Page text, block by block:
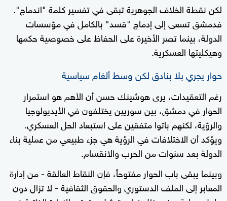
لكن نقطة الخلاف الجوهرية تبقى في تفسير كلمة "اندماج".
فدمشق تسعى إلى إدماج "قسد" بالكامل في مؤسسات
الدولة، بينما تصر الأخيرة على الحفاظ على خصوصية حكمها
وهيكليتها العسكرية.
حوار يجري بلا بنادق لكن وسط ألغام سياسية
رغم التعقيدات، يرى هوشينك حسن أن الأهم هو استمرار
الحوار في دمشق، بين سوريين يختلفون في الأيديولوجيا
والرؤية، لكنهم باتوا متفقين على استبعاد الحل العسكري.
ويؤكد أن الاختلافات في الرؤية هي جزء طبيعي من عملية بناء
الدولة بعد سنوات من الحرب والانقسام.
وبينما يبقى باب الحوار مفتوحاً، فإن النقاط العالقة - من إدارة
المعابر إلى الملف الدستوري والحقوق الثقافية - لا تزال دون